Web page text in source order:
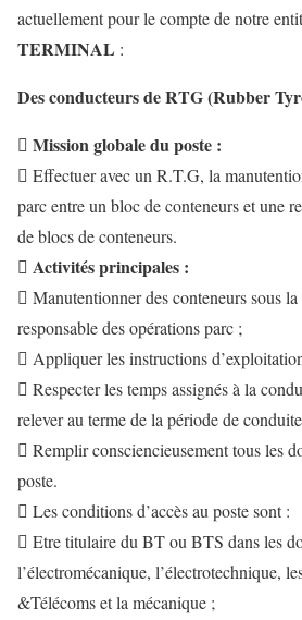
actuellement pour le compte de notre
TERMINAL :
Des conducteurs de RTG (Rubber
 Mission globale du poste :
 Effectuer avec un R.T.G, la
parc entre un bloc de conteneurs et une
de blocs de conteneurs.
 Activités principales :
 Manutentionner des conteneurs sous
responsable des opérations parc ;
 Appliquer les instructions
 Respecter les temps assignés à la
relever au terme de la période de
 Remplir consciencieusement tous les
poste.
 Les conditions d’accès au poste sont :
 Etre titulaire du BT ou BTS dans les
l’électromécanique, l’électrotechnique,
&Télécoms et la mécanique ;